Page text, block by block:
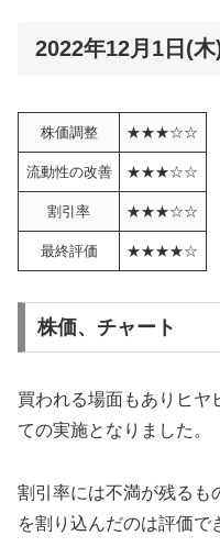
2022年12月1日(
株価調整 ★★★☆☆
流動性の改善 ★★★☆☆
割引率 ★★★☆☆
最終評価 ★★★★☆
株価、チャート
買われる場面もありヒヤ
ての実施となりました。
割引率には不満が残るも
を割り込んだのは評価で